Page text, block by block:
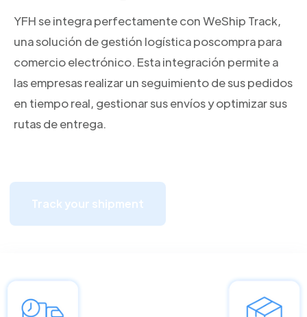
YFH se integra perfectamente con WeShip Track,
una solución de gestión logística poscompra para
comercio electrónico. Esta integración permite a
las empresas realizar un seguimiento de sus pedidos
en tiempo real, gestionar sus envíos y optimizar sus
rutas de entrega.
Track your shipment